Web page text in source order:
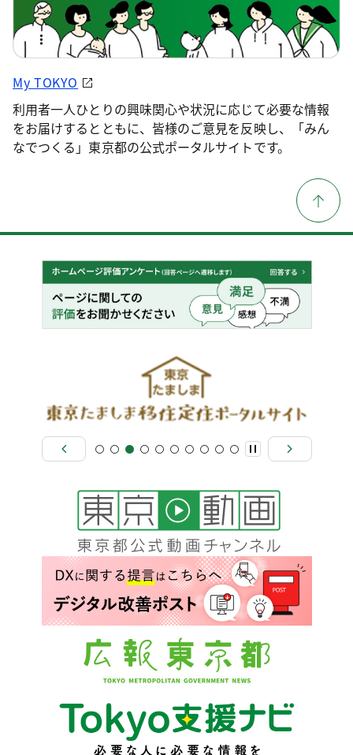
My TOKYO
利用者一人ひとりの興味関心や状況に応じて必要な情報
をお届けするとともに、皆様のご意見を反映し、「みん
なでつくる」東京都の公式ポータルサイトです。